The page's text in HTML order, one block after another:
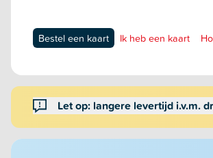
Bestel een kaart Ik heb een kaart
Let op: langere levertijd i.v.m.